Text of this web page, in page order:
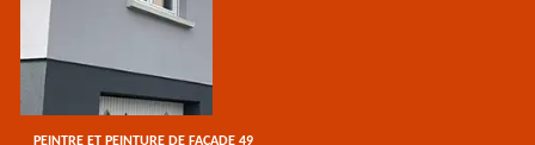
PEINTRE ET PEINTURE DE FAÇADE 49